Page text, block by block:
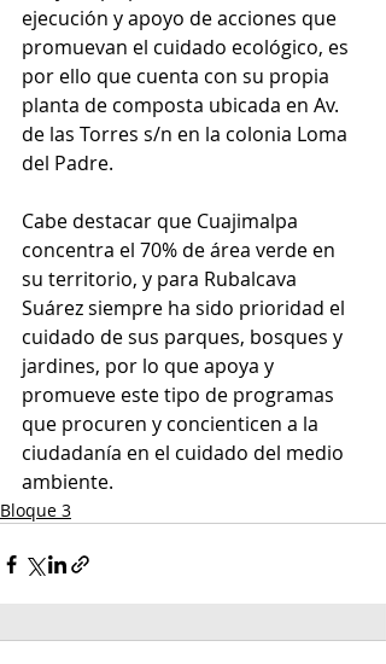
ejecución y apoyo de acciones que
promuevan el cuidado ecológico, es
por ello que cuenta con su propia
planta de composta ubicada en Av.
de las Torres s/n en la colonia Loma
del Padre.
Cabe destacar que Cuajimalpa
concentra el 70% de área verde en
su territorio, y para Rubalcava
Suárez siempre ha sido prioridad el
cuidado de sus parques, bosques y
jardines, por lo que apoya y
promueve este tipo de programas
que procuren y concienticen a la
ciudadanía en el cuidado del medio
ambiente.
Bloque 3